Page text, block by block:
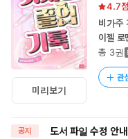
미리보기
4.7
비가주
이젤 로
총 3권
관
공지 도서 파일 수정